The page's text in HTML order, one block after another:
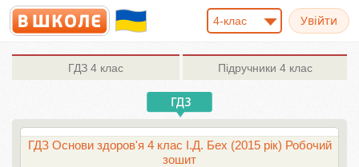
4-клас
ГДЗ 4 клас Підручники 4 клас
ГДЗ Основи здоров'я 4 клас І.Д. Бех (2015 рік) Робочий
зошит